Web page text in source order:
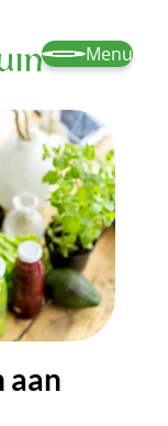
Menu
aan